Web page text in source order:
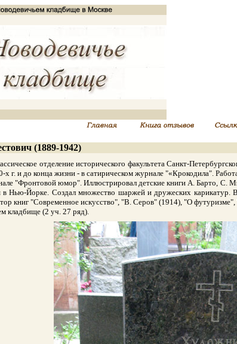
(1889-1942)
отделение исторического факультета Санкт-
и до конца жизни - в сатирическом журнале "«Крокодила".
"Фронтовой юмор". Иллюстрировал детские книги А. Барто, С.
Нью-Йорке. Создал множество шаржей и дружеских карикатур.
книг "Современное искусство", "В. Серов" (1914), "О
кладбище (2 уч. 27 ряд).